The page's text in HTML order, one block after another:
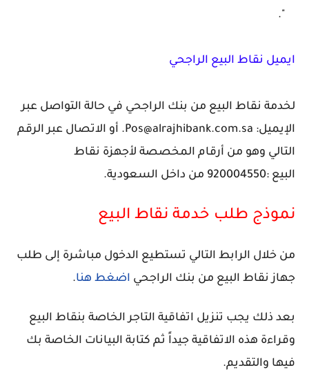
".
ايميل نقاط البيع الراجحي
لخدمة نقاط البيع من بنك الراجحي في حالة التواصل عبر
الإيميل
: Pos@alrajhibank.com.sa. أو الاتصال عبر الرقم
التالي وهو من أرقام المخصصة لأجهزة نقاط
البيع :920004550 من داخل السعودية.
نموذج طلب خدمة نقاط البيع
من خلال الرابط التالي تستطيع الدخول مباشرة إلى طلب
جهاز نقاط البيع من بنك الراجحي اضغط هنا.
بعد ذلك يجب تنزيل اتفاقية التاجر الخاصة بنقاط البيع
وقراءة هذه الاتفاقية جيداً ثم كتابة البيانات الخاصة بك
فيها والتقديم.